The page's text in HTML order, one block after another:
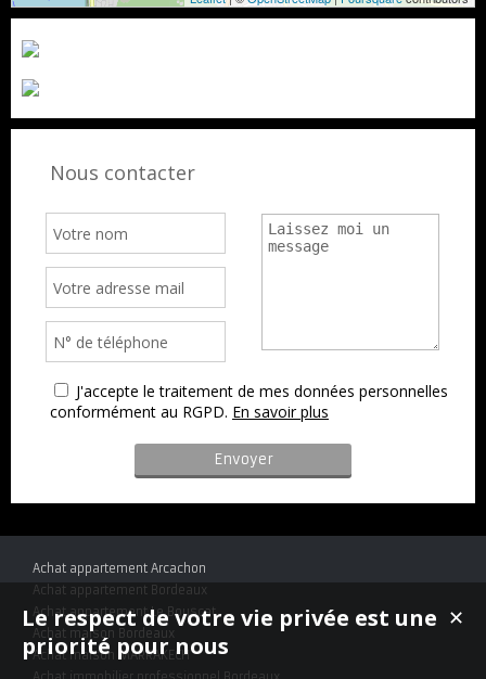
Nous contacter
J'accepte le traitement de mes données personnelles
conformément au RGPD. En savoir plus
Achat appartement Arcachon
Achat appartement Bordeaux
Achat appartement Le Bouscat
Achat maison Bordeaux
Achat maison MARRAKECH
✕
Le respect de votre vie privée est une
priorité pour nous